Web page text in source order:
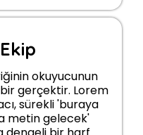
okuyucunun
gerçektir. Lorem
sürekli 'buraya
metin gelecek'